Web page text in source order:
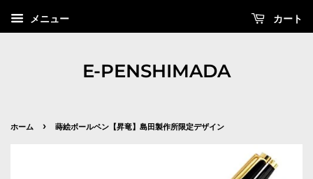
メニュー カート
E-PENSHIMADA
ホーム › 蒔絵ボールペン【昇竜】島田製作所限定デザイン